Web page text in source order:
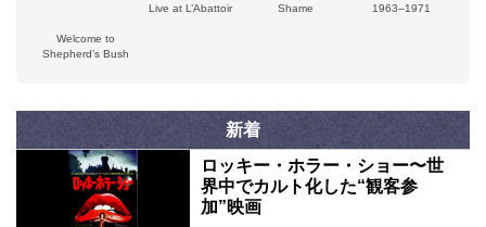
Live at L’Abattoir
Shame
1963–1971
Welcome to
Shepherd’s Bush
新着
ロッキー・ホラー・ショー〜世
界中でカルト化した“観客参
加”映画